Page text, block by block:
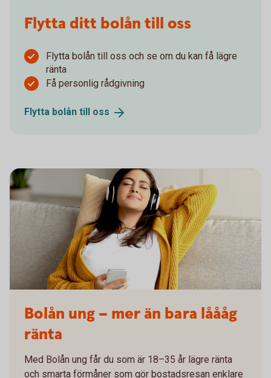
Flytta ditt bolån till oss
Flytta bolån till oss och se om du kan få lägre
ränta
Få personlig rådgivning
Flytta bolån till oss
Bolån ung – mer än bara låååg
ränta
Med Bolån ung får du som är 18–35 år lägre ränta
och smarta förmåner som gör bostadsresan enklare